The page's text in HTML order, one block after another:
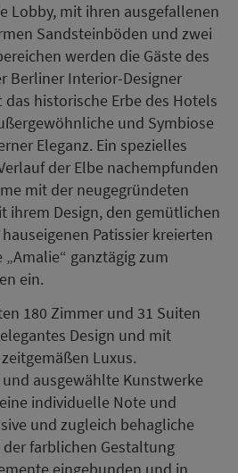
Lobby, mit ihren ausgefallenen
Sandsteinböden und zwei
werden die Gäste des
Berliner Interior-Designer
historische Erbe des Hotels
und Symbiose
Eleganz. Ein spezielles
der Elbe nachempfunden
mit der neugegründeten
ihrem Design, den gemütlichen
Patissier kreierten
ganztägig zum
ein.
180 Zimmer und 31 Suiten
Design und mit
Luxus.
ausgewählte Kunstwerke
individuelle Note und
und zugleich behagliche
farblichen Gestaltung